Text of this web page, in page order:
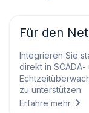
Für den
Integrieren Sie
direkt in SCADA-
zu unterstützen.
Erfahre mehr